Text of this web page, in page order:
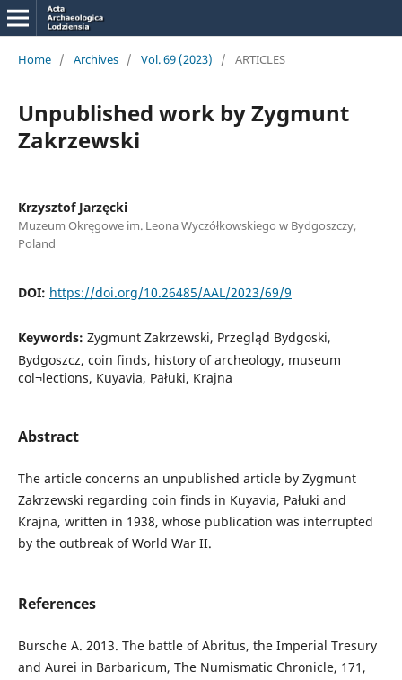
Home / Archives / Vol. 69 (2023) / ARTICLES
Unpublished work by Zygmunt
Zakrzewski
Krzysztof Jarzęcki
Muzeum Okręgowe im. Leona Wyczółkowskiego w Bydgoszczy,
Poland
DOI: https://doi.org/10.26485/AAL/2023/69/9
Keywords: Zygmunt Zakrzewski, Przegląd Bydgoski,
Bydgoszcz, coin finds, history of archeology, museum
col¬lections, Kuyavia, Pałuki, Krajna
Abstract
The article concerns an unpublished article by Zygmunt
Zakrzewski regarding coin finds in Kuyavia, Pałuki and
Krajna, written in 1938, whose publication was interrupted
by the outbreak of World War II.
References
Bursche A. 2013. The battle of Abritus, the Imperial Tresury
and Aurei in Barbaricum, The Numismatic Chronicle, 171,